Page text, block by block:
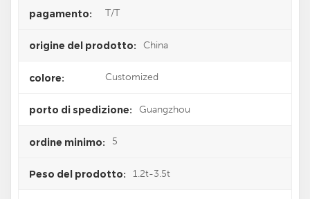
pagamento: T/T
origine del prodotto: China
colore: Customized
porto di spedizione: Guangzhou
ordine minimo: 5
Peso del prodotto: 1.2t-3.5t